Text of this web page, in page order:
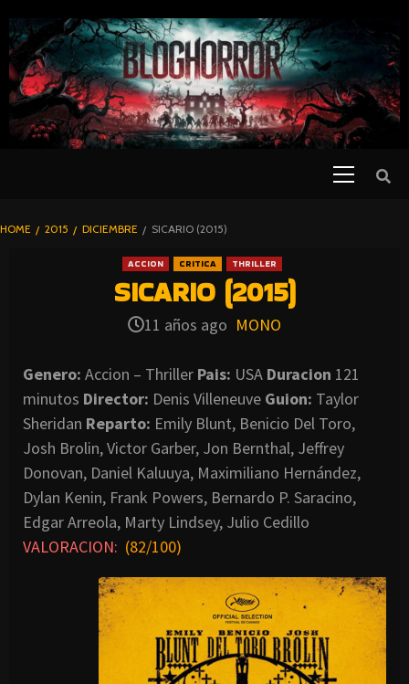
TO
CONTENT
BLOGHORROR
HOME 2015 DICIEMBRE SICARIO (2015)
ACCION CRITICA THRILLER
SICARIO (2015)
11 años ago MONO
Genero: Accion – Thriller Pais: USA Duracion 121
minutos Director: Denis Villeneuve Guion: Taylor
Sheridan Reparto: Emily Blunt, Benicio Del Toro,
Josh Brolin, Victor Garber, Jon Bernthal, Jeffrey
Donovan, Daniel Kaluuya, Maximiliano Hernández,
Dylan Kenin, Frank Powers, Bernardo P. Saracino,
Edgar Arreola, Marty Lindsey, Julio Cedillo
VALORACION: (82/100)